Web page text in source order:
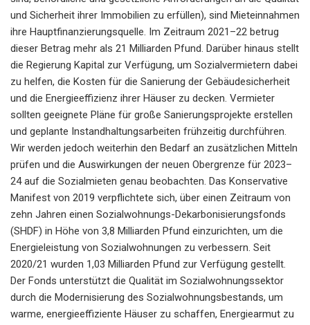
und Sicherheit ihrer Immobilien zu erfüllen), sind Mieteinnahmen
ihre Hauptfinanzierungsquelle. Im Zeitraum 2021–22 betrug
dieser Betrag mehr als 21 Milliarden Pfund. Darüber hinaus stellt
die Regierung Kapital zur Verfügung, um Sozialvermietern dabei
zu helfen, die Kosten für die Sanierung der Gebäudesicherheit
und die Energieeffizienz ihrer Häuser zu decken. Vermieter
sollten geeignete Pläne für große Sanierungsprojekte erstellen
und geplante Instandhaltungsarbeiten frühzeitig durchführen.
Wir werden jedoch weiterhin den Bedarf an zusätzlichen Mitteln
prüfen und die Auswirkungen der neuen Obergrenze für 2023–
24 auf die Sozialmieten genau beobachten. Das Konservative
Manifest von 2019 verpflichtete sich, über einen Zeitraum von
zehn Jahren einen Sozialwohnungs-Dekarbonisierungsfonds
(SHDF) in Höhe von 3,8 Milliarden Pfund einzurichten, um die
Energieleistung von Sozialwohnungen zu verbessern. Seit
2020/21 wurden 1,03 Milliarden Pfund zur Verfügung gestellt.
Der Fonds unterstützt die Qualität im Sozialwohnungssektor
durch die Modernisierung des Sozialwohnungsbestands, um
warme, energieeffiziente Häuser zu schaffen, Energiearmut zu